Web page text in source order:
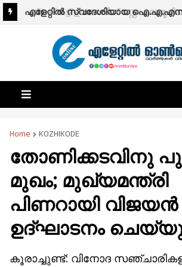
ഫ്രഷ് കട്ട് ഉത്തരവിന് സ്റ്റേ ;
എളേറ്റിൽ സ്വദേശിയായ
ജാഫർ ബംഗളൂരു മെട്രോ മാനേജിങ്
Home KOZHIKODE
തോണിക്കടവിനു
മുഖം; മുഖ്യമന്ത്രി
പിണറായി
ഉദ്ഘാടനം
കൂരാച്ചുണ്ട്: വിനോദ